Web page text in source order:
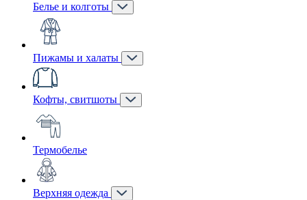
Белье и колготы
Пижамы и халаты
Кофты, свитшоты
Термобелье
Верхняя одежда